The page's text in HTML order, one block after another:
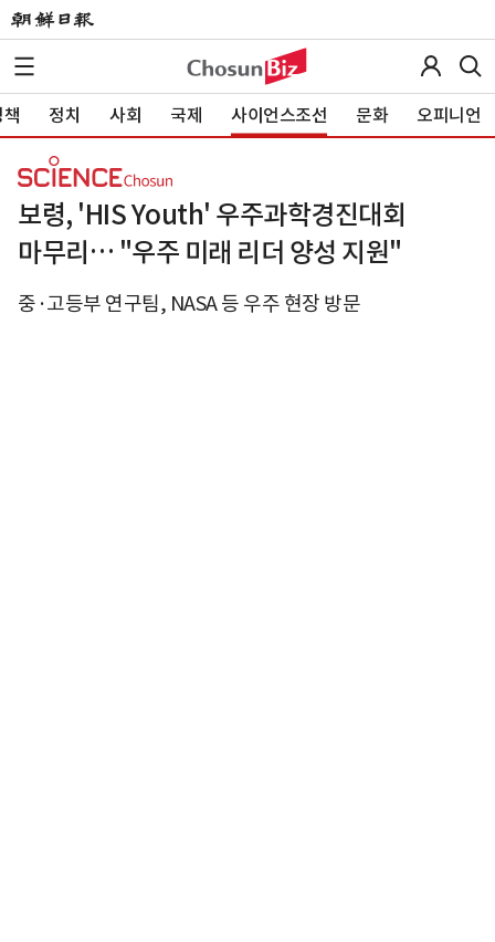
정치 사회 국제 사이언스조선 문화 오피니언
보령, 'HIS Youth' 우주과학경진대회
마무리… "우주 미래 리더 양성 지원"
중·고등부 연구팀, NASA 등 우주 현장 방문